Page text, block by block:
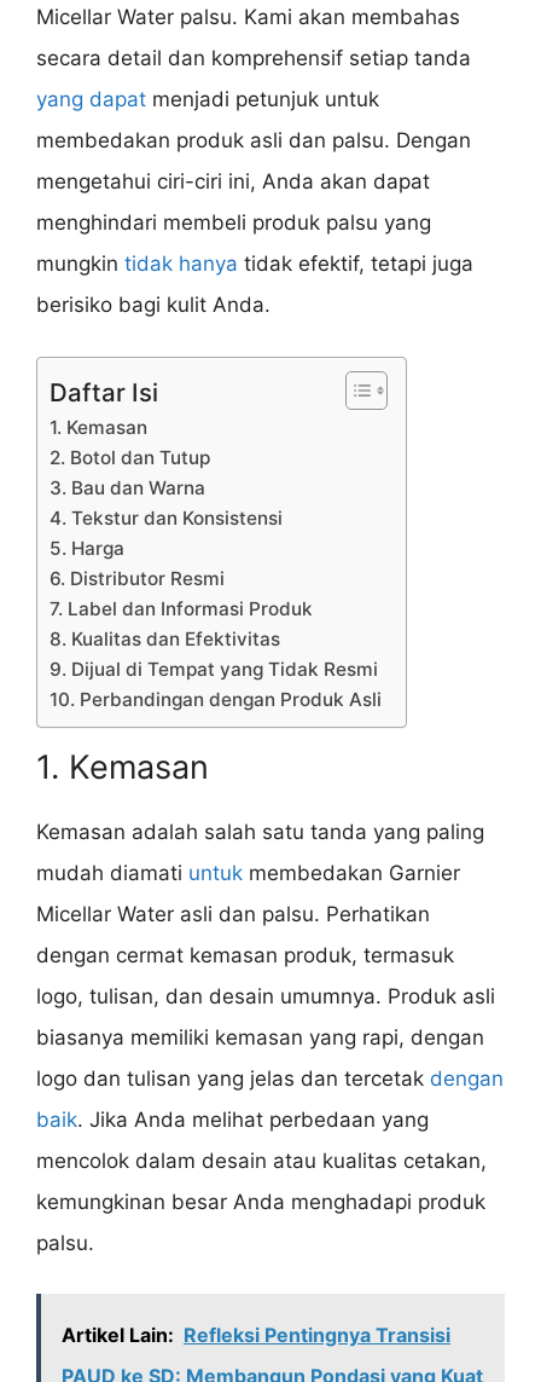
Micellar Water palsu. Kami akan membahas
secara detail dan komprehensif setiap tanda
yang dapat menjadi petunjuk untuk
membedakan produk asli dan palsu. Dengan
mengetahui ciri-ciri ini, Anda akan dapat
menghindari membeli produk palsu yang
mungkin tidak hanya tidak efektif, tetapi juga
berisiko bagi kulit Anda.
Daftar Isi
1. Kemasan
2. Botol dan Tutup
3. Bau dan Warna
4. Tekstur dan Konsistensi
5. Harga
6. Distributor Resmi
7. Label dan Informasi Produk
8. Kualitas dan Efektivitas
9. Dijual di Tempat yang Tidak Resmi
10. Perbandingan dengan Produk Asli
1. Kemasan
Kemasan adalah salah satu tanda yang paling
mudah diamati untuk membedakan Garnier
Micellar Water asli dan palsu. Perhatikan
dengan cermat kemasan produk, termasuk
logo, tulisan, dan desain umumnya. Produk asli
biasanya memiliki kemasan yang rapi, dengan
logo dan tulisan yang jelas dan tercetak dengan
baik. Jika Anda melihat perbedaan yang
mencolok dalam desain atau kualitas cetakan,
kemungkinan besar Anda menghadapi produk
palsu.
Artikel Lain: Refleksi Pentingnya Transisi
PAUD ke SD: Membangun Pondasi yang Kuat